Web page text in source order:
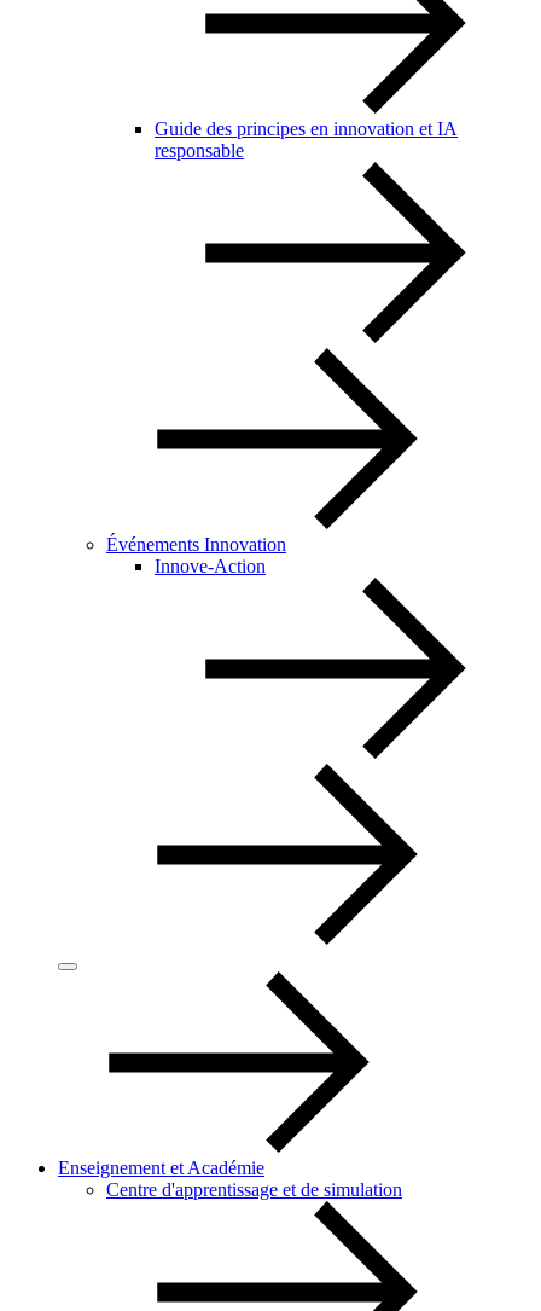
Guide des principes en innovation et IA
responsable
Événements Innovation
Innove-Action
Enseignement et Académie
Centre d'apprentissage et de simulation